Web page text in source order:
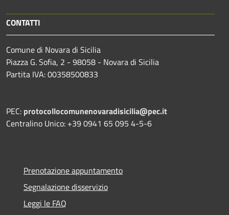
CONTATTI
Comune di Novara di Sicilia
Piazza G. Sofia, 2 - 98058 - Novara di Sicilia
Partita IVA: 00358500833
PEC: protocollocomunenovaradisicilia@pec.it
Centralino Unico: +39 0941 65 095 4-5-6
Prenotazione appuntamento
Segnalazione disservizio
Leggi le FAQ